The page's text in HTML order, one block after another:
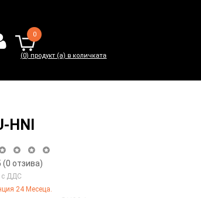
0
(0) продукт (а) в количката
(0 отзива)
с ДДС
24 Месеца.